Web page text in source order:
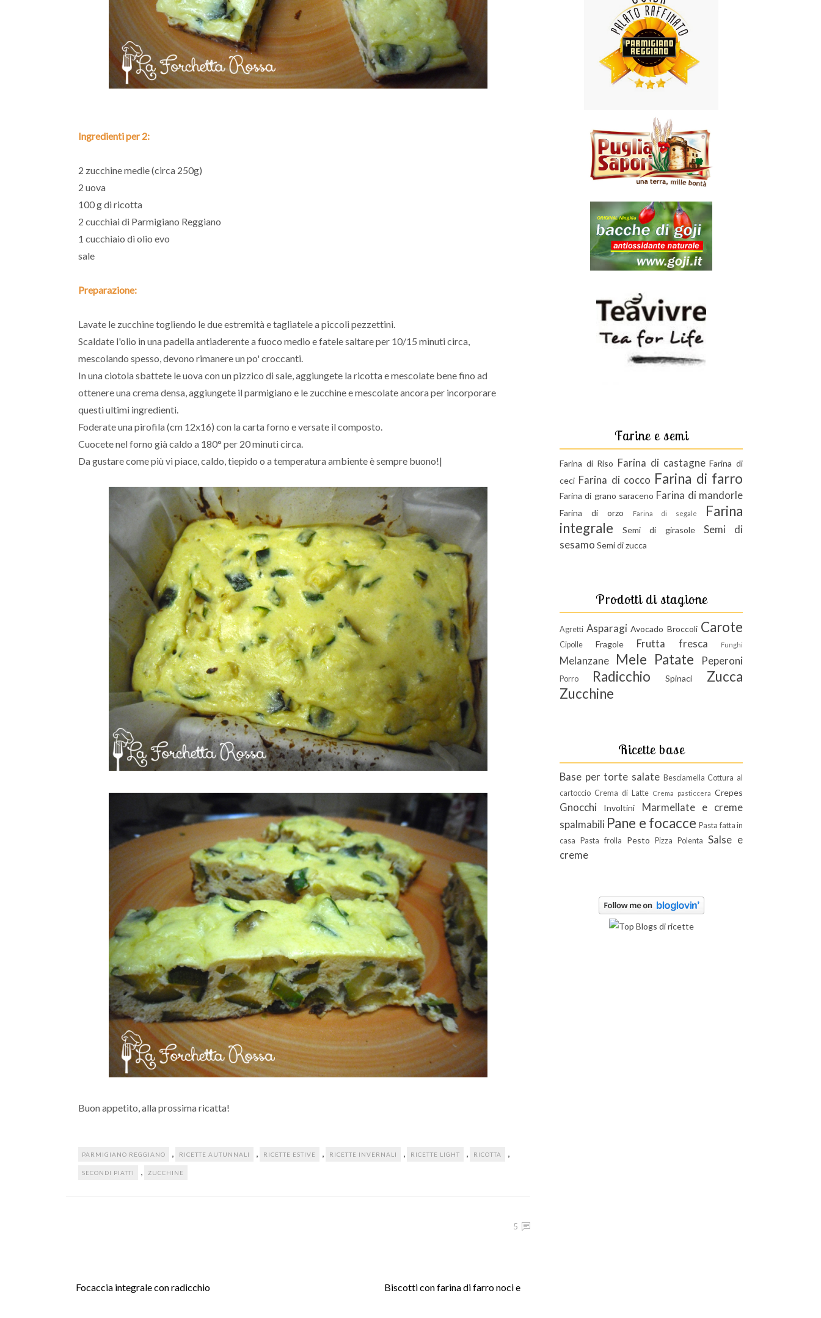
Ingredienti per 2:
2 zucchine medie (circa 250g)
2 uova
100 g di ricotta
2 cucchiai di Parmigiano Reggiano
1 cucchiaio di olio evo
sale
Preparazione:
Lavate le zucchine togliendo le due estremità e tagliatele a piccoli pezzettini.
Scaldate l'olio in una padella antiaderente a fuoco medio e fatele saltare per 10/15 minuti circa,
mescolando spesso, devono rimanere un po' croccanti.
In una ciotola sbattete le uova con un pizzico di sale, aggiungete la ricotta e mescolate bene fino ad
ottenere una crema densa, aggiungete il parmigiano e le zucchine e mescolate ancora per incorporare
questi ultimi ingredienti.
Foderate una pirofila (cm 12x16) con la carta forno e versate il composto.
Cuocete nel forno già caldo a 180° per 20 minuti circa.
Da gustare come più vi piace, caldo, tiepido o a temperatura ambiente è sempre buono!|
Buon appetito, alla prossima ricatta!
PARMIGIANO REGGIANO RICETTE AUTUNNALI RICETTE ESTIVE RICETTE INVERNALI RICETTE LIGHT RICOTTA
SECONDI PIATTI ZUCCHINE
5
Focaccia integrale con radicchio Biscotti con farina di farro noci e
Farine e semi
Farina di Riso Farina di castagne Farina di
ceci Farina di cocco Farina di farro
Farina di grano saraceno Farina di mandorle
Farina di orzo Farina di segale
Farina
integrale
Semi di girasole
Semi di
sesamo Semi di zucca
Prodotti di stagione
Agretti Asparagi Avocado Broccoli Carote
Cipolle Fragole Frutta fresca Funghi
Melanzane Mele Patate Peperoni
Porro Radicchio Spinaci
Zucca
Zucchine
Ricette base
Base per torte salate Besciamella Cottura al
cartoccio Crema di Latte Crema pasticcera Crepes
Gnocchi Involtini
Marmellate e creme
spalmabili Pane e focacce Pasta fatta in
casa
Pasta frolla Pesto Pizza Polenta
Salse e
creme